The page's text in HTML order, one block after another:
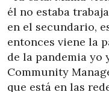
él no estaba
en el secundario,
entonces viene la
de la pandemia yo
Community
que está en las